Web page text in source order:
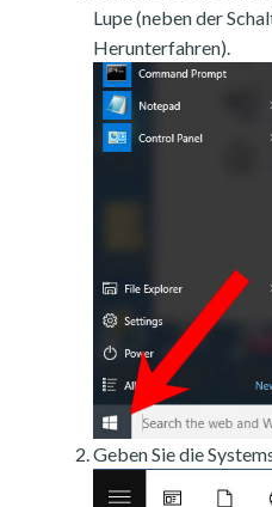
Lupe (neben der
Herunterfahren).
Geben Sie die